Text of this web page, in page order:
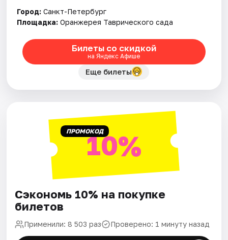
Город: Санкт-Петербург
Площадка: Оранжерея Таврического сада
Билеты со скидкой
на Яндекс Афише
Еще билеты
ПРОМОКОД10%
Сэкономь 10% на покупке
билетов
Применили: 8 503 раз Проверено: 1 минуту назад